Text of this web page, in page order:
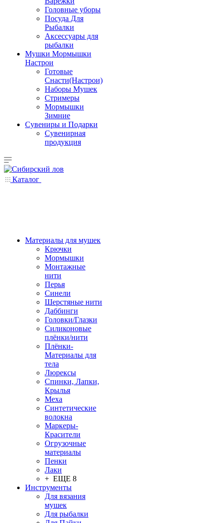
Головные уборы
Посуда Для
Рыбалки
Аксессуары для
рыбалки
Мушки Мормышки
Настрои
Готовые
Снасти(Настрои)
Наборы Мушек
Стримеры
Мормышки
Зимние
Сувениры и Подарки
Сувенирная
продукция
Каталог
Материалы для мушек
Крючки
Мормышки
Монтажные
нити
Перья
Синели
Шерстяные нити
Даббинги
Головки/Глазки
Силиконовые
плёнки/нити
Плёнки-
Материалы для
тела
Люрексы
Спинки, Лапки,
Крылья
Меха
Синтетические
волокна
Маркеры-
Красители
Огрузочные
материалы
Пенки
Лаки
+ ЕЩЕ 8
Инструменты
Для вязания
мушек
Для рыбалки